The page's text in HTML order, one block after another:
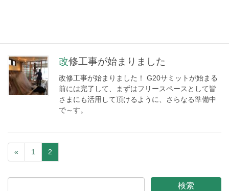
改修工事が始まりました
改修工事が始まりました！ G20サミットが始まる
前には完了して、まずはフリースペースとして皆
さまにも活用して頂けるように、さらなる準備中
で～す。
« 1 2